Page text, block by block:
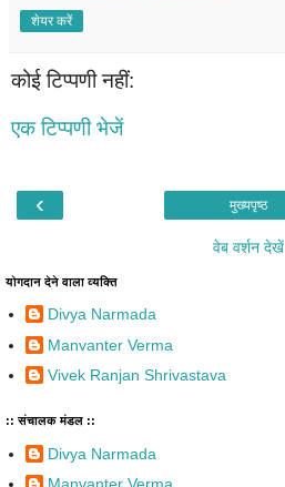
शेयर करें
कोई टिप्पणी नहीं:
एक टिप्पणी भेजें
‹ मुख्यपृष्ठ
वेब वर्शन देखें
योगदान देने वाला व्यक्ति
Divya Narmada
Manvanter Verma
Vivek Ranjan Shrivastava
:: संचालक मंडल ::
Divya Narmada